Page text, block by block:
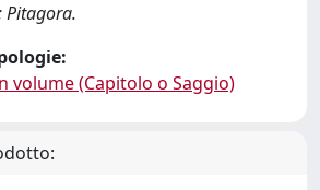
Pitagora.
volume (Capitolo o Saggio)